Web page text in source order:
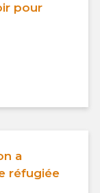
pour
a
réfugiée